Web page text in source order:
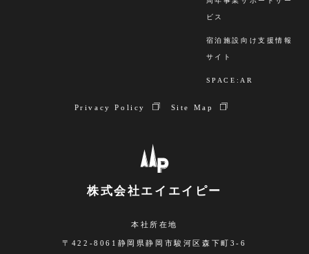
株式会社エイエイピー
本社所在地
〒422-8061静岡県静岡市駿河区森下町3-6
ビス
宿泊施設向け支援情報
サイト
SPACE:AR
Privacy Policy Site Map